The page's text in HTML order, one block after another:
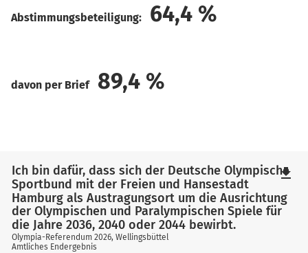
Abstimmungsbeteiligung: 64,4 %
davon per Brief 89,4 %
Ich bin dafür, dass sich der Deutsche Olympische
Sportbund mit der Freien und Hansestadt
Hamburg als Austragungsort um die Ausrichtung
der Olympischen und Paralympischen Spiele für
die Jahre 2036, 2040 oder 2044 bewirbt.
Olympia-Referendum 2026, Wellingsbüttel
Amtliches Endergebnis
file_download